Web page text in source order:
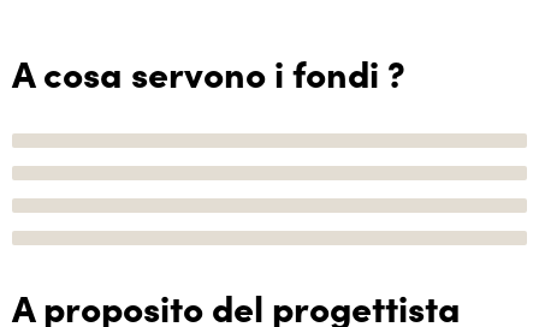
A cosa servono i fondi ?
A proposito del progettista